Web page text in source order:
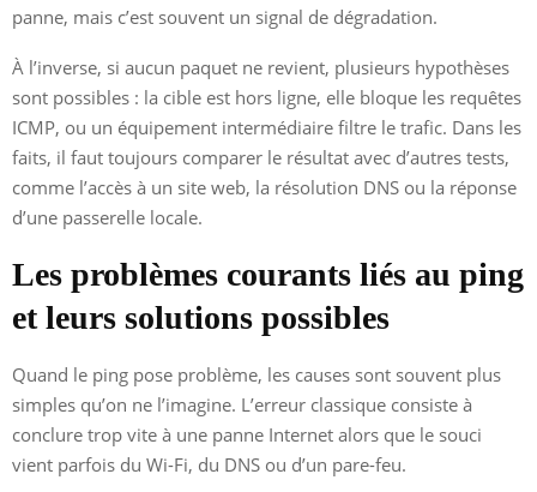
panne, mais c’est souvent un signal de dégradation.
À l’inverse, si aucun paquet ne revient, plusieurs hypothèses
sont possibles : la cible est hors ligne, elle bloque les requêtes
ICMP, ou un équipement intermédiaire filtre le trafic. Dans les
faits, il faut toujours comparer le résultat avec d’autres tests,
comme l’accès à un site web, la résolution DNS ou la réponse
d’une passerelle locale.
Les problèmes courants liés au ping
et leurs solutions possibles
Quand le ping pose problème, les causes sont souvent plus
simples qu’on ne l’imagine. L’erreur classique consiste à
conclure trop vite à une panne Internet alors que le souci
vient parfois du Wi-Fi, du DNS ou d’un pare-feu.